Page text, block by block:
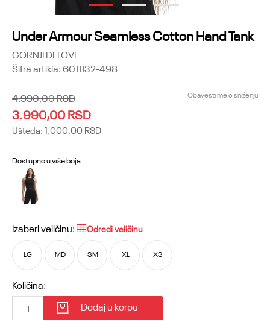
1 2 3
Under Armour Seamless Cotton Hand Tank
GORNJI DELOVI
Šifra artikla:6011132-498
4.990,00RSD
3.990,00RSD
Ušteda: 1.000,00 RSD
Obavesti me o sniženju
Dostupno u više boja:
Izaberi veličinu: Odredi veličinu
LG MD SM XL XS
Količina:
Dodaj u korpu